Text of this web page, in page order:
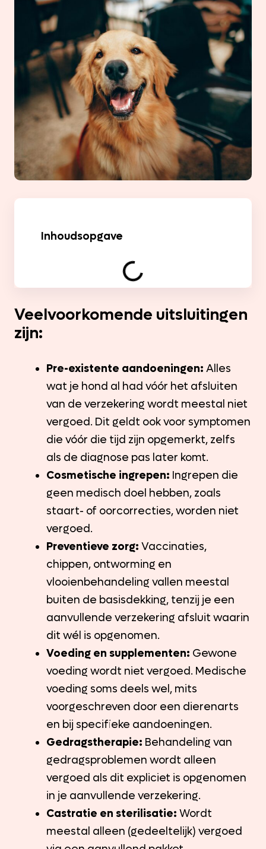
Inhoudsopgave
Veelvoorkomende uitsluitingen
zijn:
Pre-existente aandoeningen: Alles
wat je hond al had vóór het afsluiten
van de verzekering wordt meestal niet
vergoed. Dit geldt ook voor symptomen
die vóór die tijd zijn opgemerkt, zelfs
als de diagnose pas later komt.
Cosmetische ingrepen: Ingrepen die
geen medisch doel hebben, zoals
staart- of oorcorrecties, worden niet
vergoed.
Preventieve zorg: Vaccinaties,
chippen, ontworming en
vlooienbehandeling vallen meestal
buiten de basisdekking, tenzij je een
aanvullende verzekering afsluit waarin
dit wél is opgenomen.
Voeding en supplementen: Gewone
voeding wordt niet vergoed. Medische
voeding soms deels wel, mits
voorgeschreven door een dierenarts
en bij specifieke aandoeningen.
Gedragstherapie: Behandeling van
gedragsproblemen wordt alleen
vergoed als dit expliciet is opgenomen
in je aanvullende verzekering.
Castratie en sterilisatie: Wordt
meestal alleen (gedeeltelijk) vergoed